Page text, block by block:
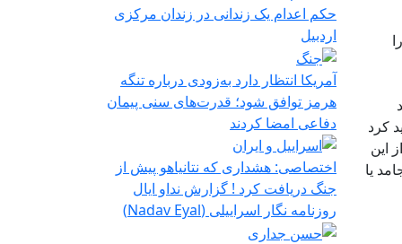
کرد
این
یا
حکم اعدام یک زندانی در زندان مرکزی
اردبیل
آمریکا انتظار دارد به‌زودی درباره تنگه
هرمز توافق شود؛ قدرت‌های سنی پیمان
دفاعی امضا کردند
اختصاصی: هشداری که نتانیاهو پیش از
جنگ دریافت کرد ! گزارش نداو ایال
روزنامه نگار اسراییلی (Nadav Eyal)